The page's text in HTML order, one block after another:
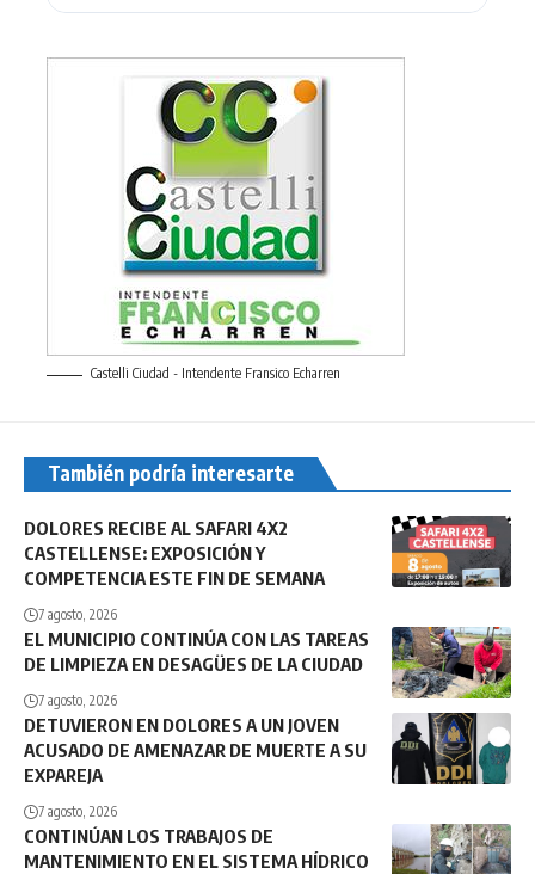
Castelli Ciudad - Intendente Fransico Echarren
También podría interesarte
DOLORES RECIBE AL SAFARI 4X2
CASTELLENSE: EXPOSICIÓN Y
COMPETENCIA ESTE FIN DE SEMANA
7 agosto, 2026
EL MUNICIPIO CONTINÚA CON LAS TAREAS
DE LIMPIEZA EN DESAGÜES DE LA CIUDAD
7 agosto, 2026
DETUVIERON EN DOLORES A UN JOVEN
ACUSADO DE AMENAZAR DE MUERTE A SU
EXPAREJA
7 agosto, 2026
CONTINÚAN LOS TRABAJOS DE
MANTENIMIENTO EN EL SISTEMA HÍDRICO